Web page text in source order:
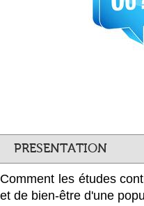
PRESENTATION
Comment les études
et de bien-être d'une